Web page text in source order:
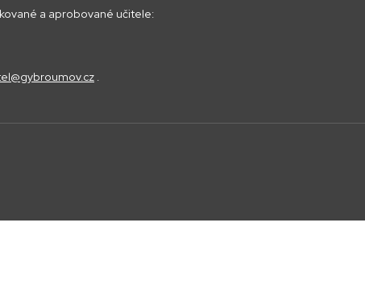
a aprobované učitele:
.